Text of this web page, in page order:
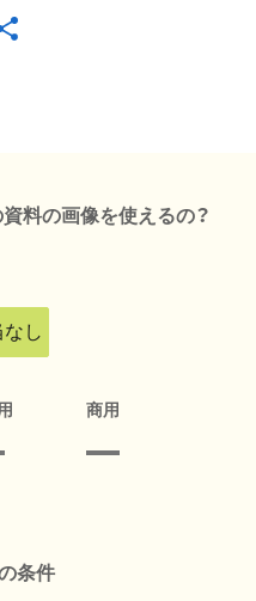
料の画像を使えるの？
し
商用
条件